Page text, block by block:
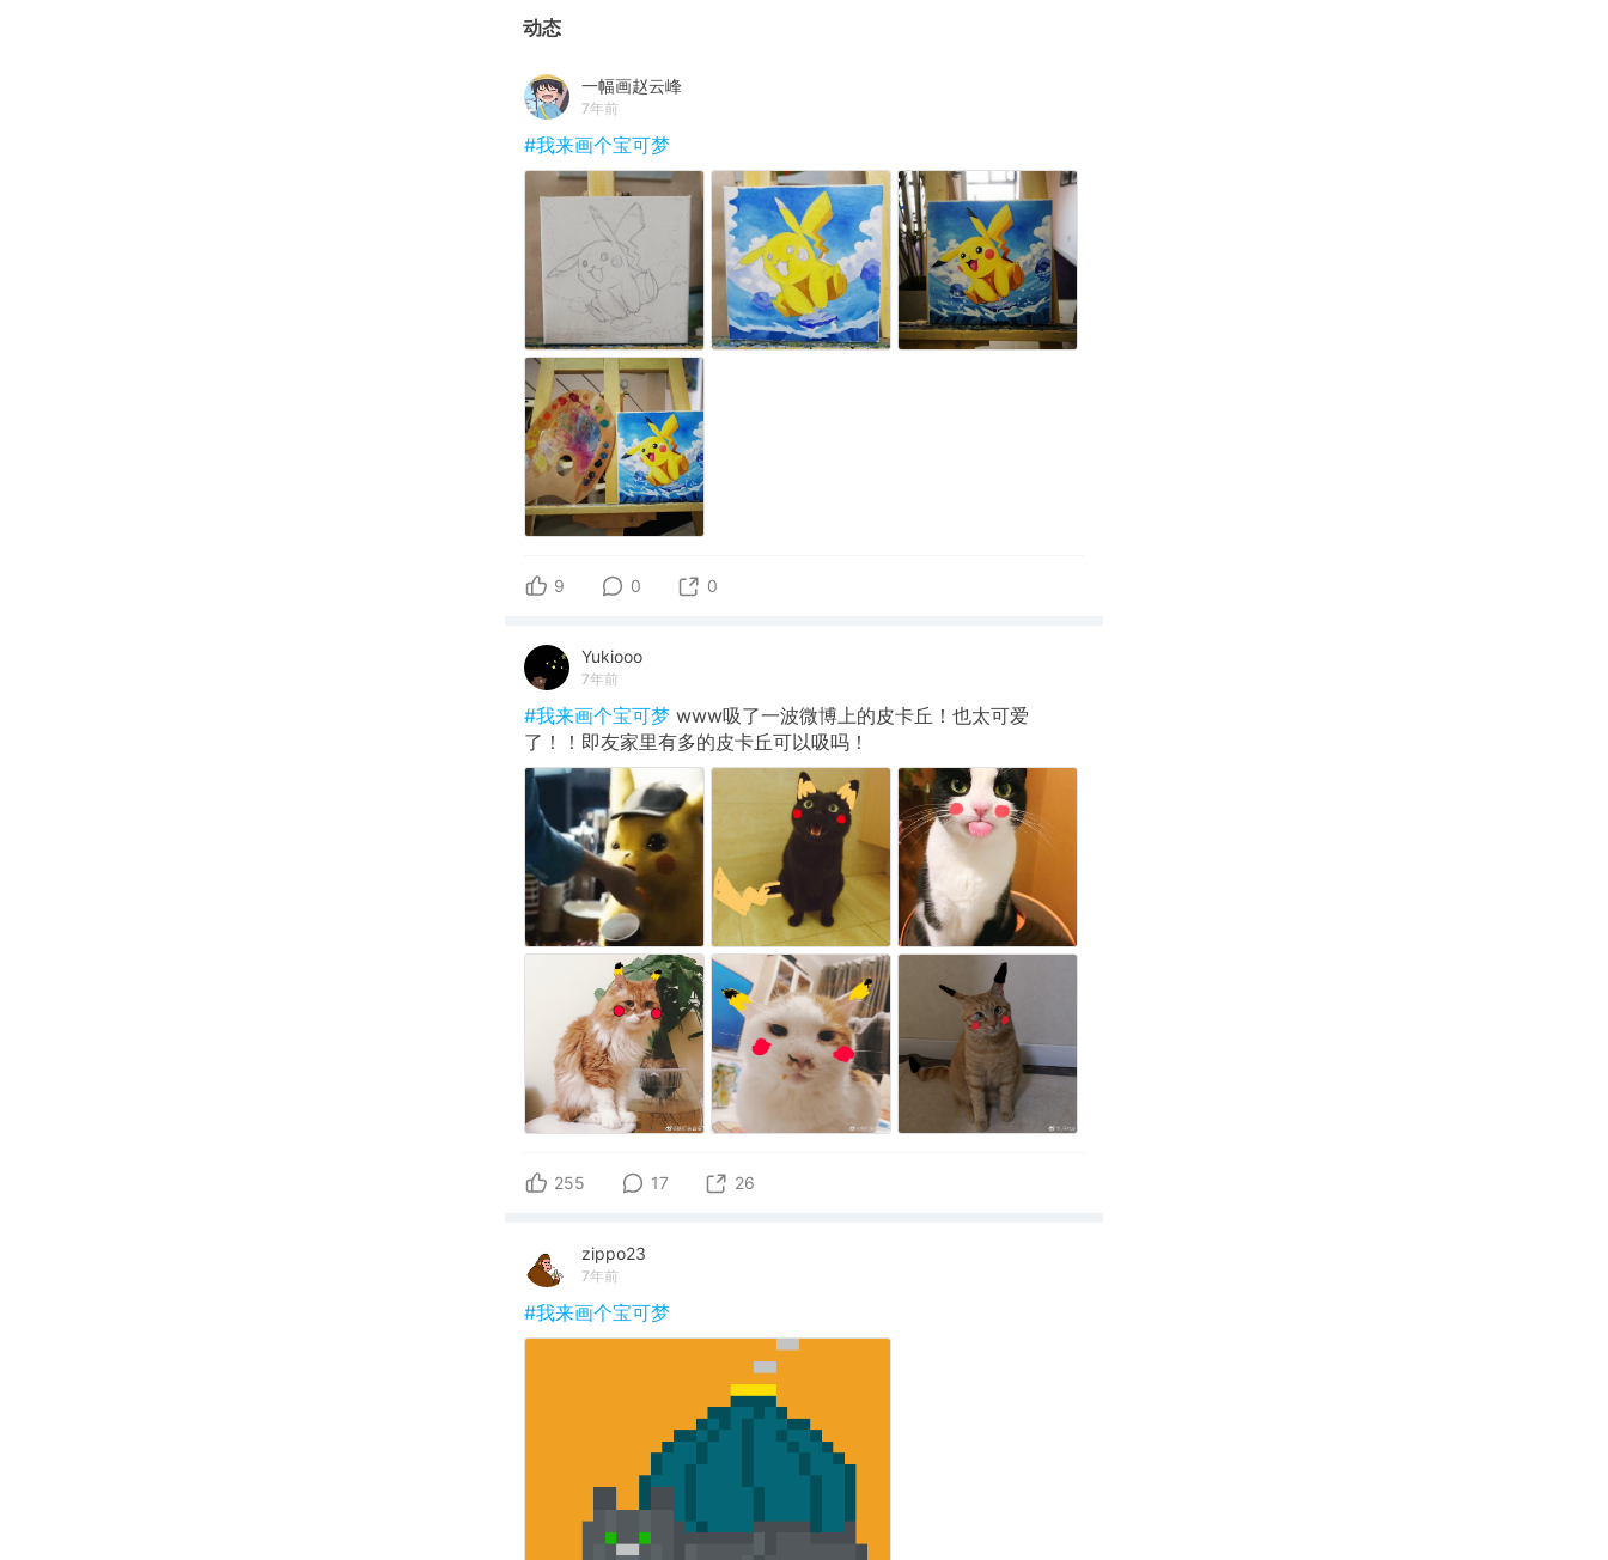
动态
一幅画赵云峰
7年前
#我来画个宝可梦
9 0 0
Yukiooo
7年前
#我来画个宝可梦 www吸了一波微博上的皮卡丘！也太可爱
了！！即友家里有多的皮卡丘可以吸吗！
255 17 26
zippo23
7年前
#我来画个宝可梦